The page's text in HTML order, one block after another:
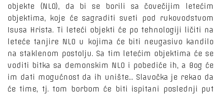
objekte (NLO), da bi se borili sa čovečijim letećim
objektima, koje će sagraditi sveti pod rukovodstvom
Isusa Hrista. Ti leteći objekti će po tehnologiji ličiti na
leteće tanjire NLO u kojima će biti neugasivo kandilo
na staklenom postolju. Sa tim letećim objektima će se
voditi bitka sa demonskim NLO i pobediće ih, a Bog će
im dati mogućnost da ih unište... Slavočka je rekao da
će time, tj. tom borbom će biti ispitani poslednji put